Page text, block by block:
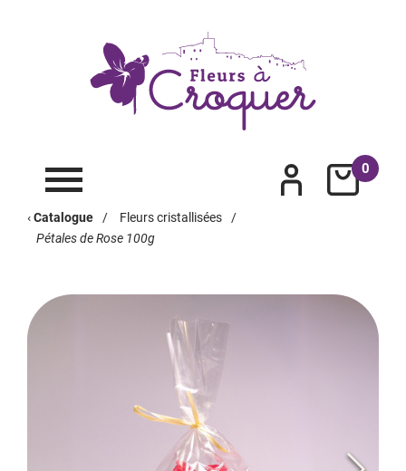
0
‹Catalogue / Fleurs cristallisées
/
Pétales de Rose 100g